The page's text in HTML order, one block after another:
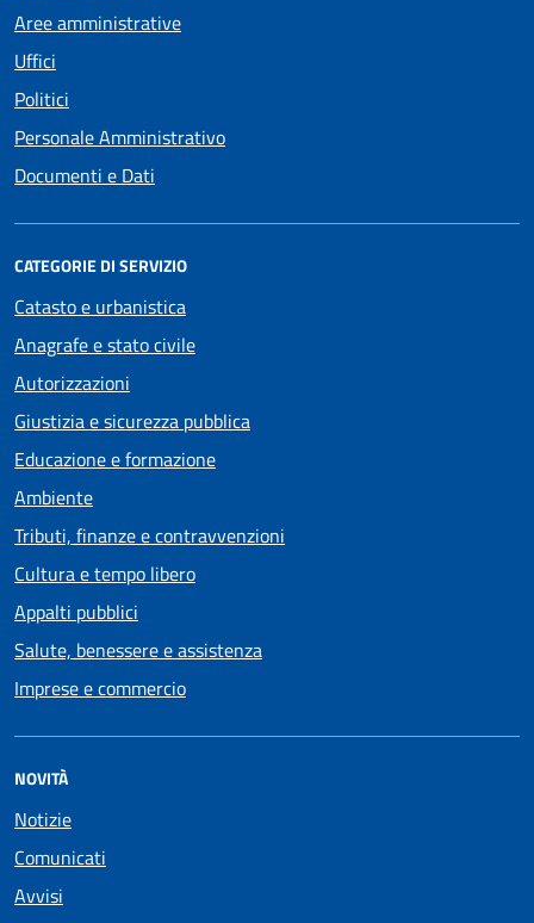
Aree amministrative
Uffici
Politici
Personale Amministrativo
Documenti e Dati
CATEGORIE DI SERVIZIO
Catasto e urbanistica
Anagrafe e stato civile
Autorizzazioni
Giustizia e sicurezza pubblica
Educazione e formazione
Ambiente
Tributi, finanze e contravvenzioni
Cultura e tempo libero
Appalti pubblici
Salute, benessere e assistenza
Imprese e commercio
NOVITÀ
Notizie
Comunicati
Avvisi